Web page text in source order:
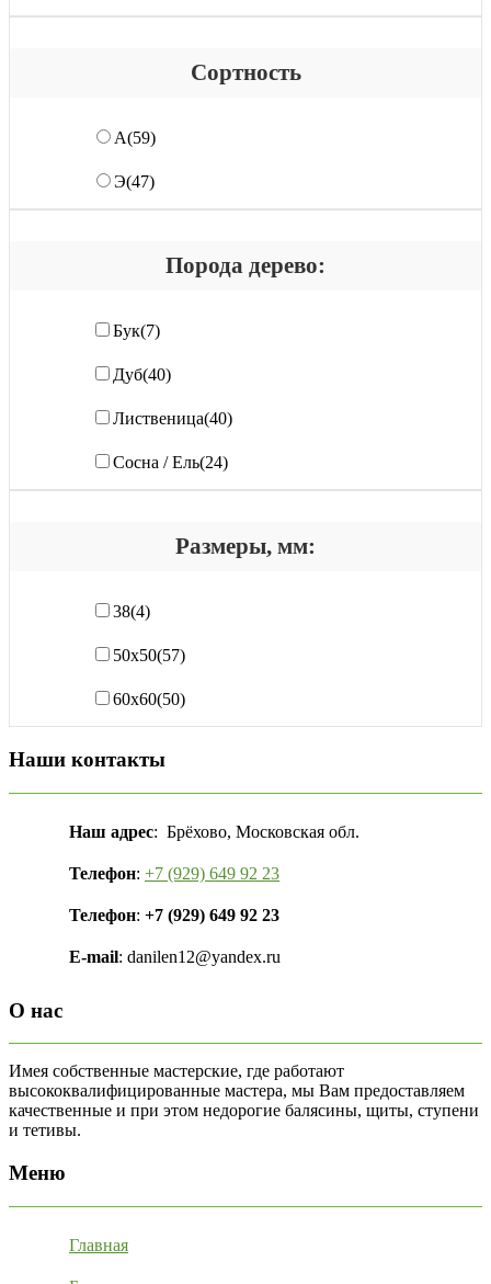
Сортность
А(59)
Э(47)
Порода дерево:
Бук(7)
Дуб(40)
Лиственица(40)
Сосна / Ель(24)
Размеры, мм:
38(4)
50х50(57)
60х60(50)
Наши контакты
Наш адрес: Брёхово, Московская обл.
Телефон: +7 (929) 649 92 23
Телефон: +7 (929) 649 92 23
E-mail: danilen12@yandex.ru
О нас
Имея собственные мастерские, где работают
высококвалифицированные мастера, мы Вам предоставляем
качественные и при этом недорогие балясины, щиты, ступени
и тетивы.
Меню
Главная